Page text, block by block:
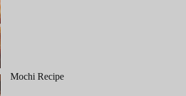
Mochi Recipe